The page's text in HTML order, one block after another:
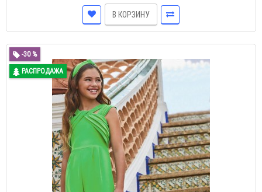
В КОРЗИНУ
-30 %
РАСПРОДАЖА